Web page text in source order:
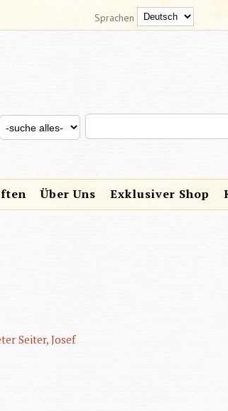
Sprachen
SUCHFORMULAR
Search this site
Search for
Über Uns Exklusiver Shop
Seiter, Josef